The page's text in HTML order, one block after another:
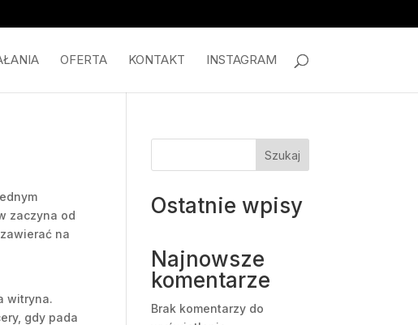
OFERTA KONTAKT INSTAGRAM
zaczyna od
na
witryna.
gdy pada
Szukaj
Ostatnie wpisy
Najnowsze
komentarze
Brak komentarzy do